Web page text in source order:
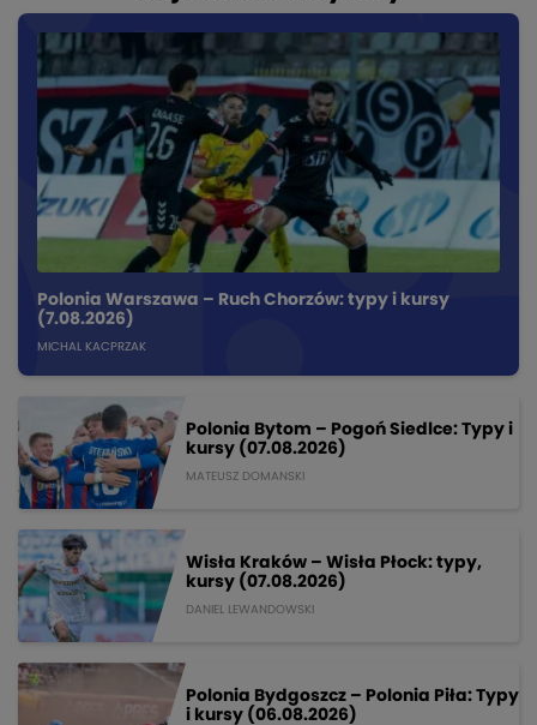
Polonia Warszawa – Ruch Chorzów: typy i kursy
(7.08.2026)
MICHAL KACPRZAK
Polonia Bytom – Pogoń Siedlce: Typy i
kursy (07.08.2026)
MATEUSZ DOMANSKI
Wisła Kraków – Wisła Płock: typy,
kursy (07.08.2026)
DANIEL LEWANDOWSKI
Polonia Bydgoszcz – Polonia Piła: Typy
i kursy (06.08.2026)